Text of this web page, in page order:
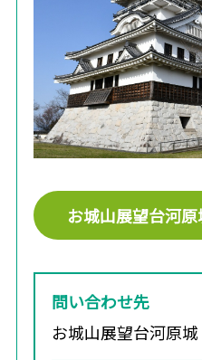
お城山展望台河
問い合わせ先
お城山展望台河原城